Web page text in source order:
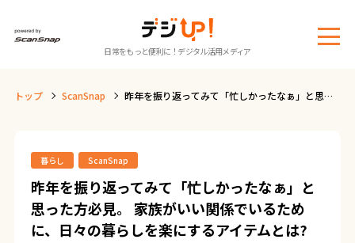
日常をもっと便利に！デジタル活用メディア
メ
ー
トップ ScanSnap
昨年を振り返ってみて「忙しかったなぁ」と思っ
暮らし ScanSnap
昨年を振り返ってみて「忙しかったなぁ」と
思った方必見。 家族がいい関係でいるため
に、日々の暮らしを楽にするアイテムとは?